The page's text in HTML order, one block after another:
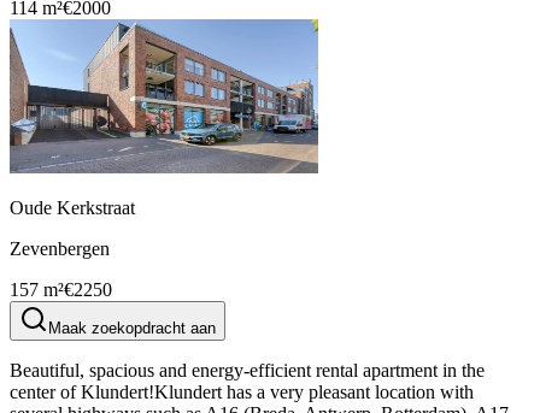
114 m²€2000
Oude Kerkstraat
Zevenbergen
157 m²€2250
Maak zoekopdracht aan
Beautiful, spacious and energy-efficient rental apartment in the
center of Klundert!Klundert has a very pleasant location with